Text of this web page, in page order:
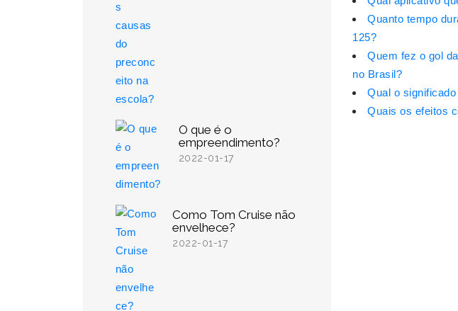
O que é o
empreendimento?
2022-01-17
Como Tom Cruise não
envelhece?
2022-01-17
Quanto tempo
125?
Quem fez o gol
no Brasil?
Qual o
Quais os efeitos